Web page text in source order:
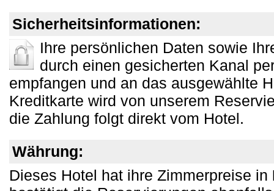
Sicherheitsinformationen:
Ihre persönlichen Daten sowie
durch einen gesicherten Kanal
empfangen und an das ausgewählte
Kreditkarte wird von unserem
die Zahlung folgt direkt vom Hotel.
Währung:
Dieses Hotel hat ihre Zimmerpreise in